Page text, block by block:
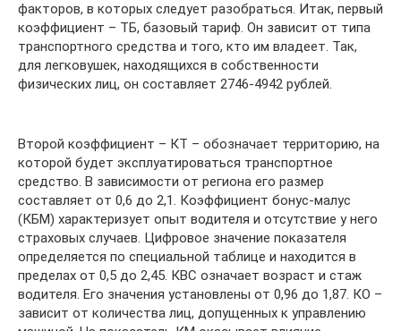
факторов, в которых следует разобраться. Итак, первый
коэффициент – ТБ, базовый тариф. Он зависит от типа
транспортного средства и того, кто им владеет. Так,
для легковушек, находящихся в собственности
физических лиц, он составляет 2746-4942 рублей.
Второй коэффициент – КТ – обозначает территорию, на
которой будет эксплуатироваться транспортное
средство. В зависимости от региона его размер
составляет от 0,6 до 2,1. Коэффициент бонус-малус
(КБМ) характеризует опыт водителя и отсутствие у него
страховых случаев. Цифровое значение показателя
определяется по специальной таблице и находится в
пределах от 0,5 до 2,45. КВС означает возраст и стаж
водителя. Его значения установлены от 0,96 до 1,87. КО –
зависит от количества лиц, допущенных к управлению